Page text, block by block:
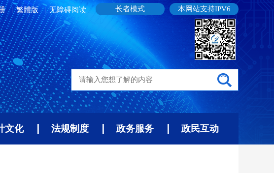
本网站支持IPV6
长者模式
繁體版 无障碍阅读
文化 法规制度 政务服务 政民互动